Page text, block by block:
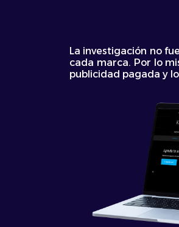
La investigación no
cada marca. Por lo
publicidad pagada y